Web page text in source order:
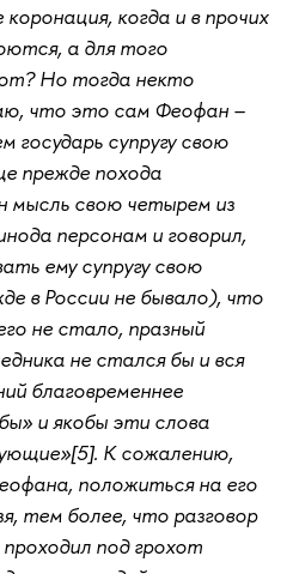
когда и в прочих
а для того
Но тогда некто
что это сам Феофан –
государь супругу свою
прежде похода
мысль свою четырем из
персонам и говорил,
ему супругу свою
в России не бывало), что
не стало, празный
не стался бы и вся
благовременнее
и якобы эти слова
К сожалению,
положиться на его
тем более, что разговор
под грохот